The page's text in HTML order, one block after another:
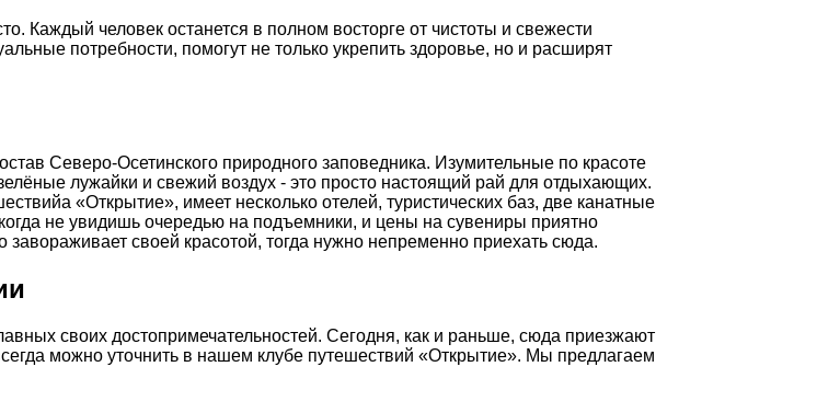
Каждый человек останется в полном восторге от чистоты и свежести
потребности, помогут не только укрепить здоровье, но и расширят
Северо-Осетинского природного заповедника. Изумительные по красоте
лужайки и свежий воздух - это просто настоящий рай для отдыхающих.
«Открытие», имеет несколько отелей, туристических баз, две канатные
не увидишь очередью на подъемники, и цены на сувениры приятно
своей красотой, тогда нужно непременно приехать сюда.
своих достопримечательностей. Сегодня, как и раньше, сюда приезжают
можно уточнить в нашем клубе путешествий «Открытие». Мы предлагаем